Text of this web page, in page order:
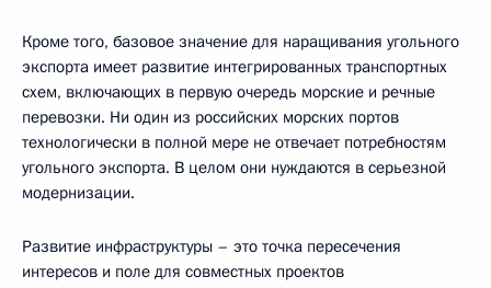
Кроме того, базовое значение для наращивания угольного
экспорта имеет развитие интегрированных транспортных
схем, включающих в первую очередь морские и речные
перевозки. Ни один из российских морских портов
технологически в полной мере не отвечает потребностям
угольного экспорта. В целом они нуждаются в серьезной
модернизации.
Развитие инфраструктуры – это точка пересечения
интересов и поле для совместных проектов